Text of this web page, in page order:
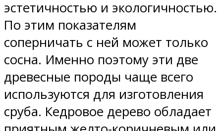
эстетичностью и экологичностью.
По этим показателям
соперничать с ней может только
сосна. Именно поэтому эти две
древесные породы чаще всего
используются для изготовления
сруба. Кедровое дерево обладает